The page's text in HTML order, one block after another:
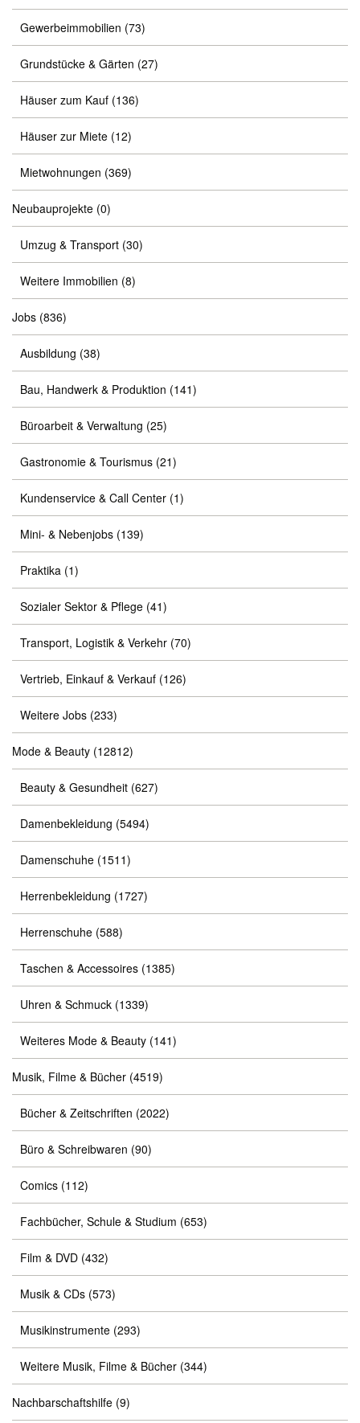
Gewerbeimmobilien (73)
Grundstücke & Gärten (27)
Häuser zum Kauf (136)
Häuser zur Miete (12)
Mietwohnungen (369)
Neubauprojekte (0)
Umzug & Transport (30)
Weitere Immobilien (8)
Jobs (836)
Ausbildung (38)
Bau, Handwerk & Produktion (141)
Büroarbeit & Verwaltung (25)
Gastronomie & Tourismus (21)
Kundenservice & Call Center (1)
Mini- & Nebenjobs (139)
Praktika (1)
Sozialer Sektor & Pflege (41)
Transport, Logistik & Verkehr (70)
Vertrieb, Einkauf & Verkauf (126)
Weitere Jobs (233)
Mode & Beauty (12812)
Beauty & Gesundheit (627)
Damenbekleidung (5494)
Damenschuhe (1511)
Herrenbekleidung (1727)
Herrenschuhe (588)
Taschen & Accessoires (1385)
Uhren & Schmuck (1339)
Weiteres Mode & Beauty (141)
Musik, Filme & Bücher (4519)
Bücher & Zeitschriften (2022)
Büro & Schreibwaren (90)
Comics (112)
Fachbücher, Schule & Studium (653)
Film & DVD (432)
Musik & CDs (573)
Musikinstrumente (293)
Weitere Musik, Filme & Bücher (344)
Nachbarschaftshilfe (9)